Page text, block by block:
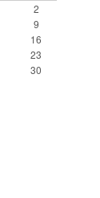
2
9
16
23
30